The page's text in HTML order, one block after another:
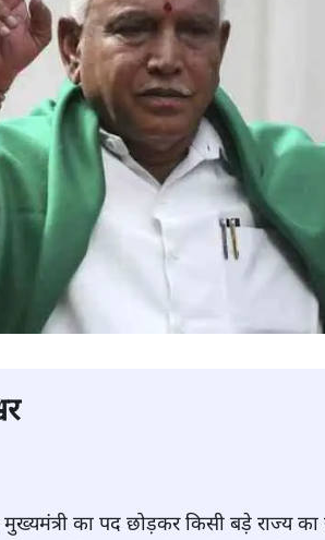
मुख्यमंत्री का पद छोड़कर किसी बड़े राज्य